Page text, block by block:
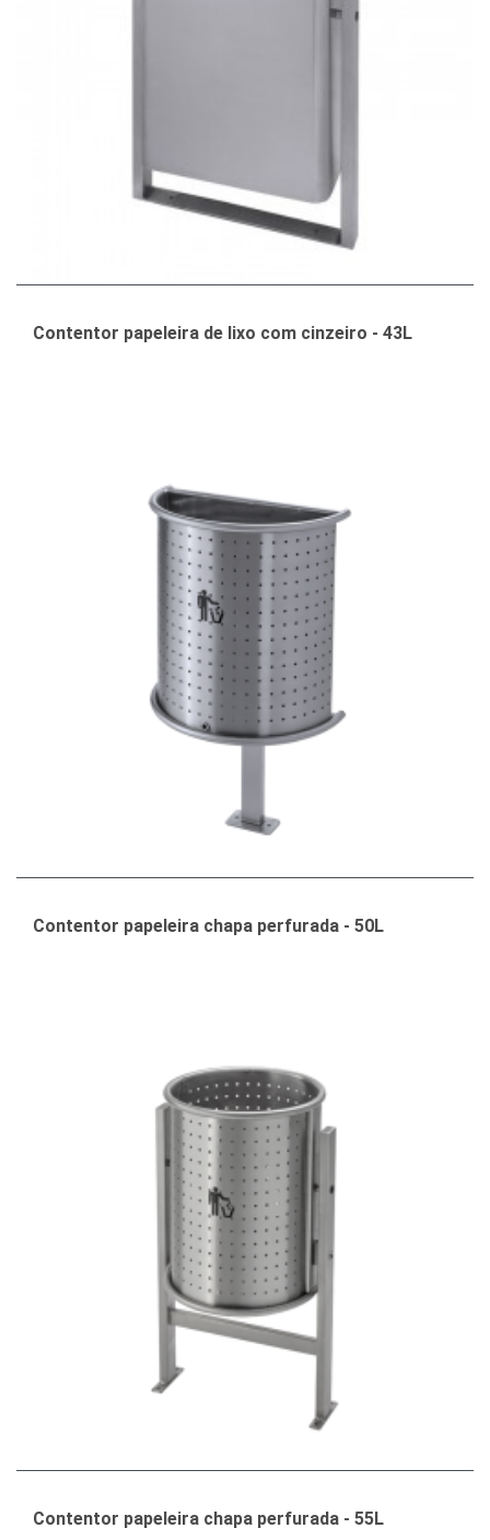
Contentor papeleira de lixo com cinzeiro - 43L
Contentor papeleira chapa perfurada - 50L
Contentor papeleira chapa perfurada - 55L